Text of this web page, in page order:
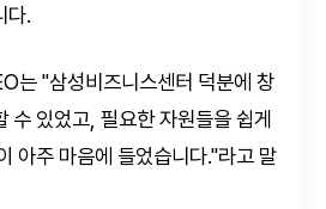
다.
는 "삼성비즈니스센터 덕분에 창
수 있었고, 필요한 자원들을 쉽게
아주 마음에 들었습니다."라고 말